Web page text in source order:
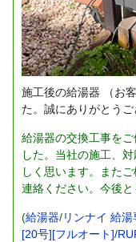
施工後の給湯器 （お
た。誠にありがとうご
給湯器の交換工事を
した。当社の施工、
しく思います。また
連絡ください。今後と
(給湯器/リンナイ 給
[20号][フルオート]/